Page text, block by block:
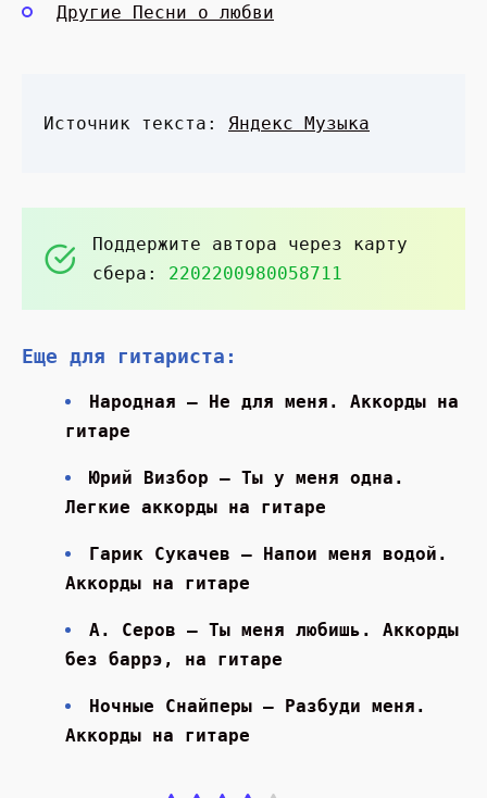
Другие Песни о любви
Источник текста: Яндекс Музыка
Поддержите автора через карту
сбера: 2202200980058711
Еще для гитариста:
Народная — Не для меня. Аккорды на
гитаре
Юрий Визбор — Ты у меня одна.
Легкие аккорды на гитаре
Гарик Сукачев — Напои меня водой.
Аккорды на гитаре
А. Серов — Ты меня любишь. Аккорды
без баррэ, на гитаре
Ночные Снайперы — Разбуди меня.
Аккорды на гитаре